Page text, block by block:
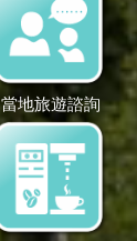
當地旅遊諮詢